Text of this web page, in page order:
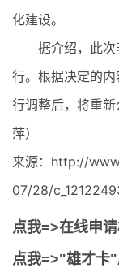
化建设。
据介绍，此次
行。根据决定的
行调整后，将重
萍）
来源：http://
07/28/
点我=>在线申
点我=>"雄才卡